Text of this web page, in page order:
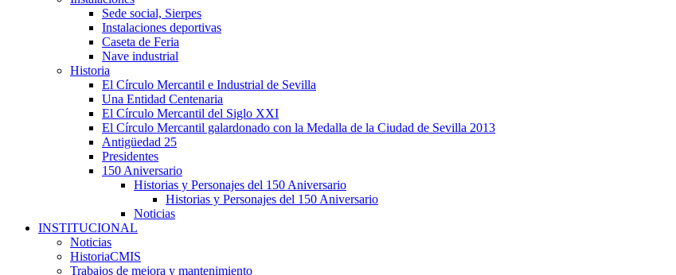
Sede social, Sierpes
Instalaciones deportivas
Caseta de Feria
Nave industrial
Historia
El Círculo Mercantil e Industrial de Sevilla
Una Entidad Centenaria
El Círculo Mercantil del Siglo XXI
El Círculo Mercantil galardonado con la Medalla de la Ciudad de Sevilla 2013
Antigüedad 25
Presidentes
150 Aniversario
Historias y Personajes del 150 Aniversario
Historias y Personajes del 150 Aniversario
Noticias
INSTITUCIONAL
Noticias
HistoriaCMIS
Trabajos de mejora y mantenimiento